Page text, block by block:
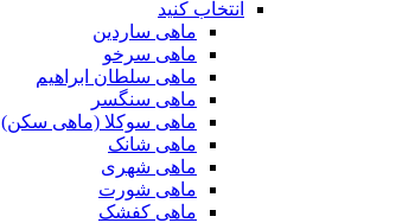
انتخاب کنید
ماهی ساردین
ماهی سرخو
ماهی سلطان ابراهیم
ماهی سنگسر
ماهی سوکلا (ماهی سکن)
ماهی شانک
ماهی شهری
ماهی شورت
ماهی کفشک